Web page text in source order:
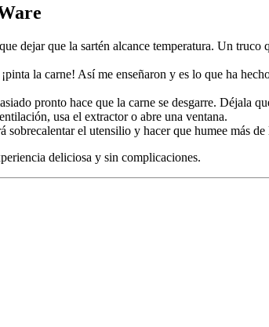
dejar que la sartén alcance temperatura. Un
la carne! Así me enseñaron y es lo que ha
pronto hace que la carne se desgarre. Déjala
usa el extractor o abre una ventana.
el utensilio y hacer que humee más
deliciosa y sin complicaciones.